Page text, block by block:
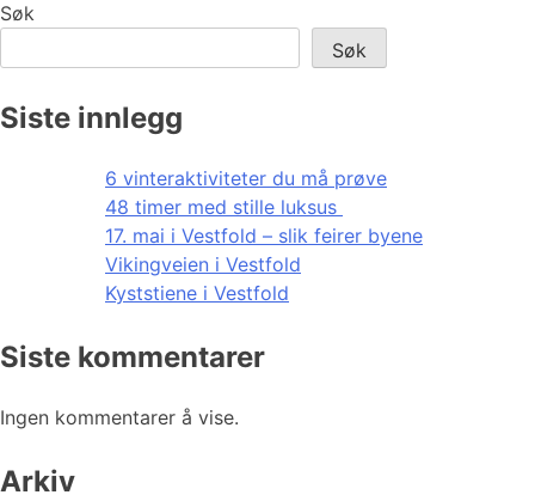
Søk
Søk
Siste innlegg
6 vinteraktiviteter du må prøve
48 timer med stille luksus
17. mai i Vestfold – slik feirer byene
Vikingveien i Vestfold
Kyststiene i Vestfold
Siste kommentarer
Ingen kommentarer å vise.
Arkiv